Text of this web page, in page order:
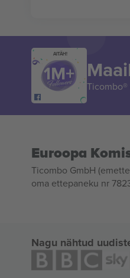
AITÄH!
Euroopa
Ticombo GmbH
oma ettepaneku nr
Nagu nähtud